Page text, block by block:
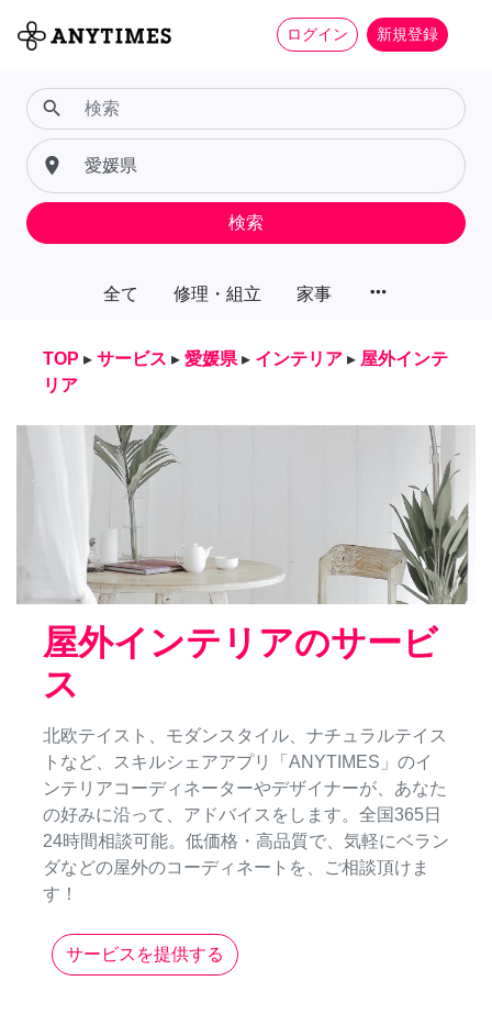
ログイン 新規登録
全て 修理・組立 家事 more_horiz
search
place
検索
TOP ▸ サービス ▸ 愛媛県 ▸ インテリア ▸ 屋外インテ
リア
屋外インテリアのサービ
ス
北欧テイスト、モダンスタイル、ナチュラルテイス
トなど、スキルシェアアプリ「ANYTIMES」のイ
ンテリアコーディネーターやデザイナーが、あなた
の好みに沿って、アドバイスをします。全国365日
24時間相談可能。低価格・高品質で、気軽にベラン
ダなどの屋外のコーディネートを、ご相談頂けま
す！
サービスを提供する